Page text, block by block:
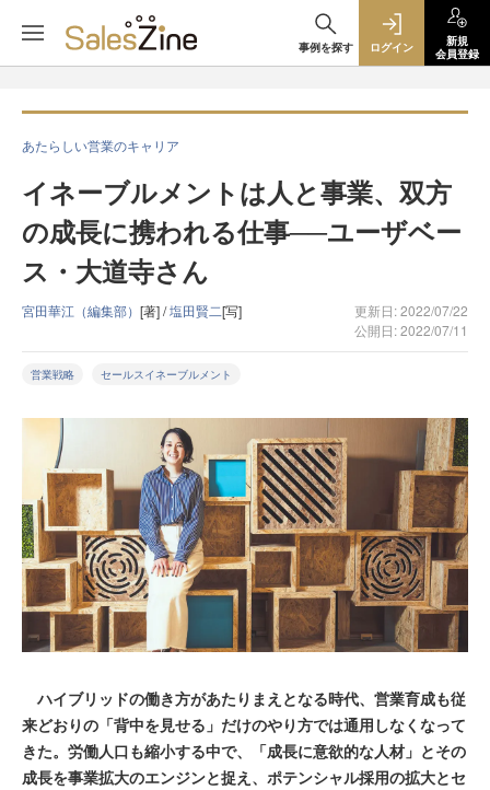
事例を探す ログイン
新規
会員登録
あたらしい営業のキャリア
イネーブルメントは人と事業、双方
の成長に携われる仕事──ユーザベー
ス・大道寺さん
宮田華江（編集部） [著] /塩田賢二[写]
更新日: 2022/07/22
公開日: 2022/07/11
営業戦略 セールスイネーブルメント
ハイブリッドの働き方があたりまえとなる時代、営業育成も従
来どおりの「背中を見せる」だけのやり方では通用しなくなって
きた。労働人口も縮小する中で、「成長に意欲的な人材」とその
成長を事業拡大のエンジンと捉え、ポテンシャル採用の拡大とセ